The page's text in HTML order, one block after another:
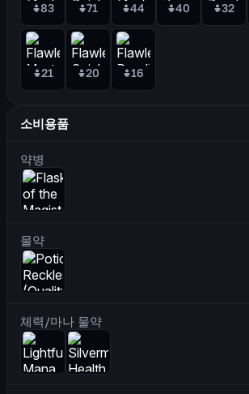
83 71 44 40 32
21 20 16
소비용품
약병
물약
체력/마나 물약